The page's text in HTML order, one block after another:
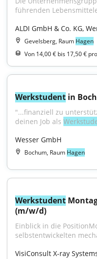
führenden
ALDI GmbH & Co. KG,
Gevelsberg, Raum Hagen
Von 14,00 € bis 17,50 €
Werkstudent in
"...finanziell zu
deinen Job als
Wesser GmbH
Bochum, Raum Hagen
Werkstudent
(m/w/d)
Einblick in die
selbstentwickelten
VisiConsult X-ray